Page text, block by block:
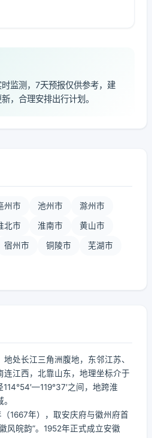
监测，7天预报仅供参考，建
，合理安排出行计划。
州市 池州市 滁州市
北市 淮南市 黄山市
宿州市 铜陵市 芜湖市
处长江三角洲腹地，东邻江苏、
连江西，北靠山东，地理坐标介于
之间，地跨淮
1667年），取安庆府与徽州府首
风皖韵”。1952年正式成立安徽